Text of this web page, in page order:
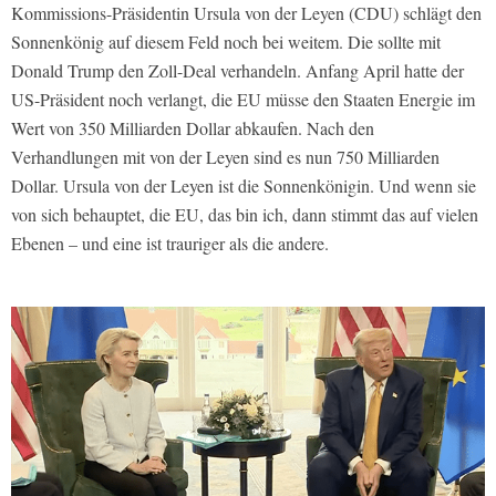
Kommissions-Präsidentin Ursula von der Leyen (CDU) schlägt den
Sonnenkönig auf diesem Feld noch bei weitem. Die sollte mit
Donald Trump den Zoll-Deal verhandeln. Anfang April hatte der
US-Präsident noch verlangt, die EU müsse den Staaten Energie im
Wert von 350 Milliarden Dollar abkaufen. Nach den
Verhandlungen mit von der Leyen sind es nun 750 Milliarden
Dollar. Ursula von der Leyen ist die Sonnenkönigin. Und wenn sie
von sich behauptet, die EU, das bin ich, dann stimmt das auf vielen
Ebenen – und eine ist trauriger als die andere.